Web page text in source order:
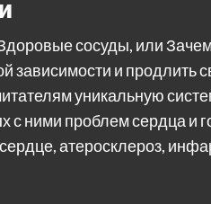
сосуды, или
зависимости и продлить
уникальную
с ними проблем сердца и
атеросклероз,